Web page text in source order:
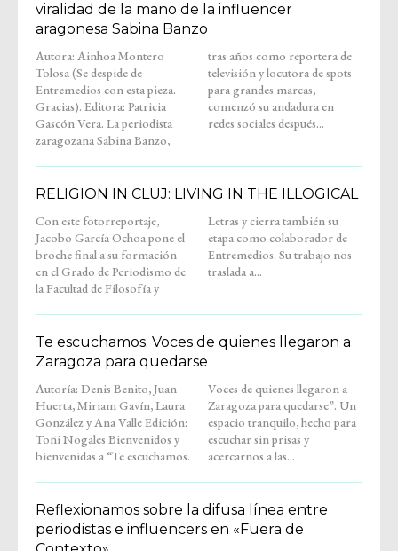
viralidad de la mano de la influencer
aragonesa Sabina Banzo
Autora: Ainhoa Montero
Tolosa (Se despide de
Entremedios con esta pieza.
Gracias). Editora: Patricia
Gascón Vera. La periodista
zaragozana Sabina Banzo,
tras años como reportera de
televisión y locutora de spots
para grandes marcas,
comenzó su andadura en
redes sociales después...
RELIGION IN CLUJ: LIVING IN THE ILLOGICAL
Con este fotorreportaje,
Jacobo García Ochoa pone el
broche final a su formación
en el Grado de Periodismo de
la Facultad de Filosofía y
Letras y cierra también su
etapa como colaborador de
Entremedios. Su trabajo nos
traslada a...
Te escuchamos. Voces de quienes llegaron a
Zaragoza para quedarse
Autoría: Denis Benito, Juan
Huerta, Miriam Gavín, Laura
González y Ana Valle Edición:
Toñi Nogales Bienvenidos y
bienvenidas a “Te escuchamos.
Voces de quienes llegaron a
Zaragoza para quedarse”. Un
espacio tranquilo, hecho para
escuchar sin prisas y
acercarnos a las...
Reflexionamos sobre la difusa línea entre
periodistas e influencers en «Fuera de